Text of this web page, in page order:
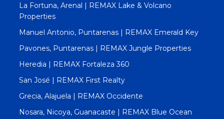
La Fortuna, Arenal | REMAX Lake & Volcano
Properties
Manuel Antonio, Puntarenas | REMAX Emerald Key
Pavones, Puntarenas | REMAX Jungle Properties
Heredia | REMAX Fortaleza 360
San José | REMAX First Realty
Grecia, Alajuela | REMAX Occidente
Nosara, Nicoya, Guanacaste | REMAX Blue Ocean